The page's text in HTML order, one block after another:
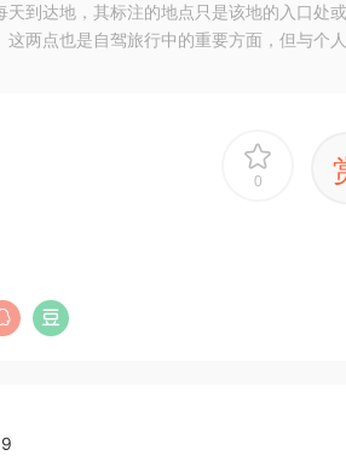
到达地，其标注的地点只是该地的入口处
这两点也是自驾旅行中的重要方面，但与个
0